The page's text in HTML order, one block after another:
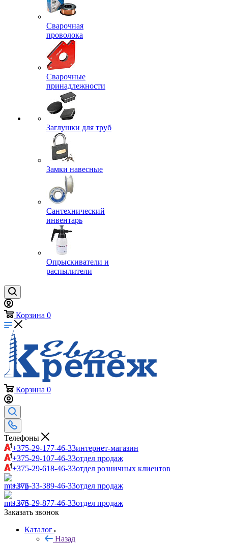
Сварочная
проволока
Сварочные
принадлежности
Заглушки для труб
Замки навесные
Сантехнический
инвентарь
Опрыскиватели и
распылители
Корзина 0
Корзина 0
Телефоны
+375-29-177-46-33интернет-магазин
+375-29-107-46-33отдел продаж
+375-29-618-46-33отдел розничных клиентов
+375-33-389-46-33отдел продаж
+375-29-877-46-33отдел продаж
Заказать звонок
Каталог
Назад